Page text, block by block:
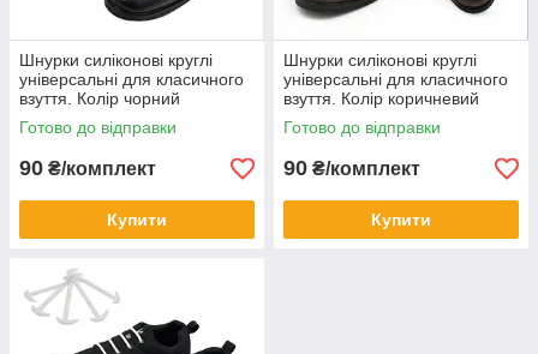
Шнурки силіконові круглі
універсальні для класичного
взуття. Колір чорний
Готово до відправки
90 ₴/комплект
Купити
Шнурки силіконові круглі
універсальні для класичного
взуття. Колір коричневий
Готово до відправки
90 ₴/комплект
Купити